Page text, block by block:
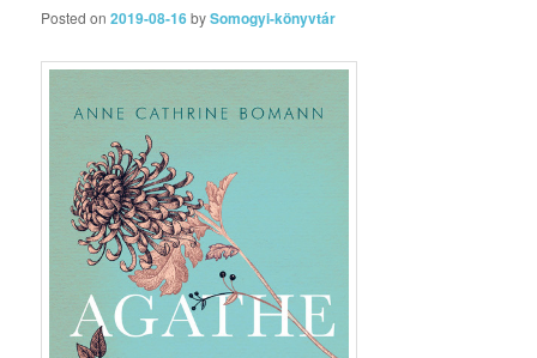
Posted on2019-08-16bySomogyi-könyvtár